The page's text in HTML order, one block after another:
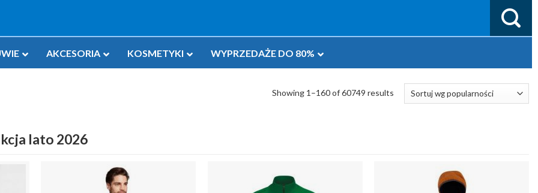
AKCESORIA KOSMETYKI WYPRZEDAŻE DO 80%
Showing 1–160 of 60749 results
lato 2026